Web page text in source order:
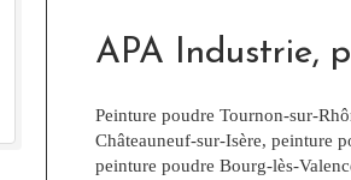
APA Industrie,
Peinture poudre Tournon-sur-
Châteauneuf-sur-Isère, peinture
peinture poudre Bourg-lès-